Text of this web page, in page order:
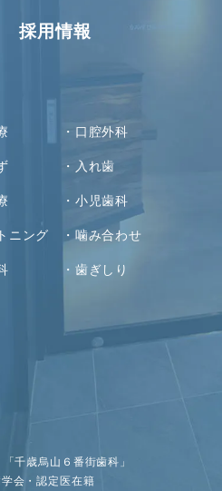
採用情報
ニング
口腔外科
入れ歯
小児歯科
噛み合わせ
歯ぎしり
千歳烏山６番街歯科」
会・認定医在籍